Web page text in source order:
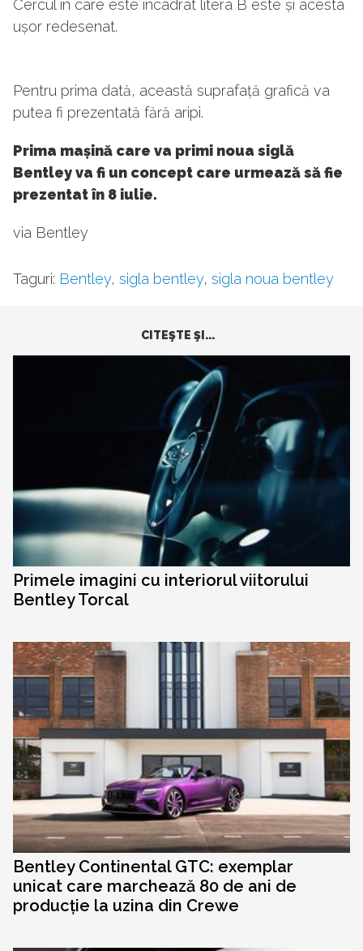
Cercul în care este încadrat litera B este și acesta
ușor redesenat.
Pentru prima dată, această suprafață grafică va
putea fi prezentată fără aripi.
Prima mașină care va primi noua siglă
Bentley va fi un concept care urmează să fie
prezentat în 8 iulie.
via Bentley
Taguri: Bentley, sigla bentley, sigla noua bentley
CITEŞTE ŞI...
Primele imagini cu interiorul viitorului
Bentley Torcal
Bentley Continental GTC: exemplar
unicat care marchează 80 de ani de
producție la uzina din Crewe